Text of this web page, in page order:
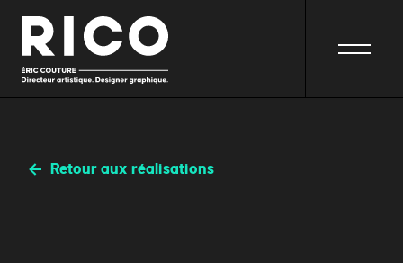
Retour aux réalisations